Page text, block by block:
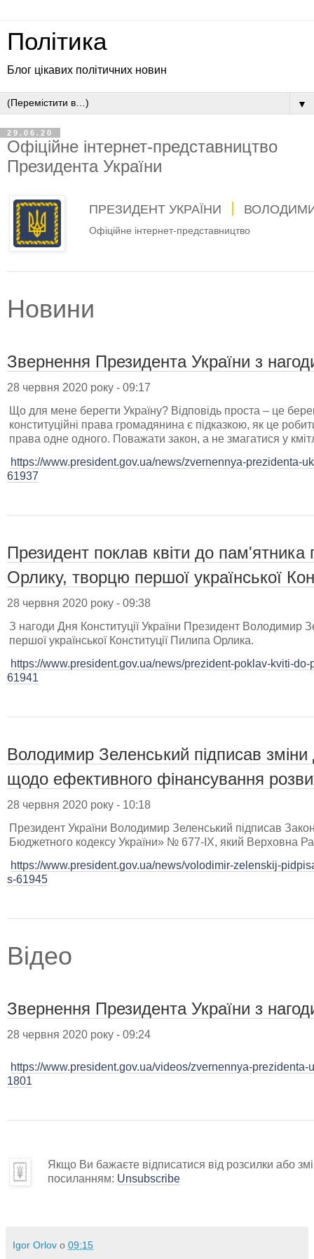
Політика
Блог цікавих політичних новин
▼
29.06.20
Офіційне інтернет-представництво
Президента України
ПРЕЗИДЕНТ УКРАЇНИ
Офіційне інтернет-представництво
Новини
Звернення Президента України з
28 червня 2020 року - 09:17
Що для мене берегти Україну? Відповідь проста – це
конституційні права громадянина є підказкою, як це
права одне одного. Поважати закон, а не змагатися у
https://www.president.gov.ua/news/zvernennya-prezidenta-
61937
Президент поклав квіти до пам'ятника
Орлику, творцю першої української
28 червня 2020 року - 09:38
З нагоди Дня Конституції України Президент Володимир
першої української Конституції Пилипа Орлика.
https://www.president.gov.ua/news/prezident-poklav-kviti-
61941
Володимир Зеленський підписав
щодо ефективного фінансування
28 червня 2020 року - 10:18
Президент України Володимир Зеленський підписав
Бюджетного кодексу України» № 677-ІХ, який Верховна
https://www.president.gov.ua/news/volodimir-zelenskij-
s-61945
Відео
Звернення Президента України з
28 червня 2020 року - 09:24
https://www.president.gov.ua/videos/zvernennya-
1801
Якщо Ви бажаєте відписатися від розсилки або
посиланням: Unsubscribe
Igor Orlov о 09:15